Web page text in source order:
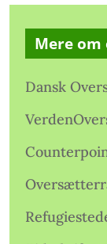
Mere
Dansk